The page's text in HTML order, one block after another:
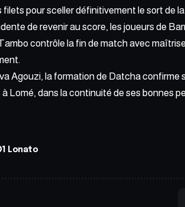
pour sceller définitivement le sort de
de revenir au score, les joueurs de
contrôle la fin de match avec
Agouzi, la formation de Datcha confirme
Lomé, dans la continuité de ses bonnes
Lonato